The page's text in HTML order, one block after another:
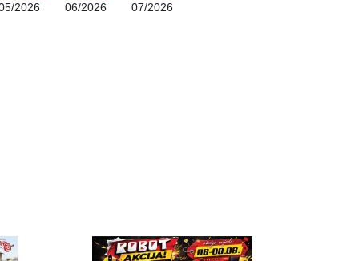
2026 06/2026 07/2026